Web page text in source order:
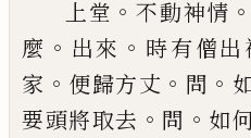
上堂 。不動神情 。
麼 。 出來 。 時有僧出
家 。 便歸方丈 。 問 。
要頭將取去 。 問 。 如